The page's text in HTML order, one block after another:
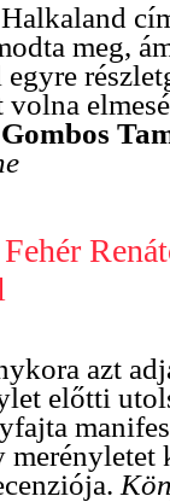
meg,
volna
Gombos
azt
előtti